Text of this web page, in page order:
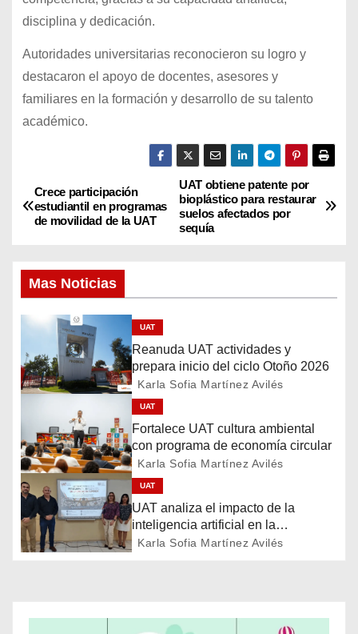
disciplina y dedicación.
Autoridades universitarias reconocieron su logro y
destacaron el apoyo de docentes, asesores y
familiares en la formación y desarrollo de su talento
académico.
N
a
e
g
a
c
i
ó
n
d
UAT obtiene patente por
bioplástico para restaurar
suelos afectados por
sequía
Crece participación
estudiantil en programas
de movilidad de la UAT
Mas Noticias
UAT
Reanuda UAT actividades y
prepara inicio del ciclo Otoño 2026
Karla Sofia Martínez Avilés
UAT
Fortalece UAT cultura ambiental
con programa de economía circular
Karla Sofia Martínez Avilés
UAT
UAT analiza el impacto de la
inteligencia artificial en la
educación
Karla Sofia Martínez Avilés